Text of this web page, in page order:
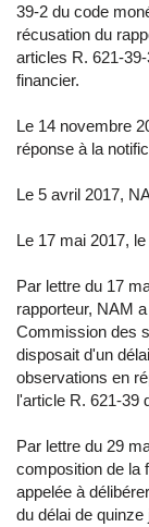
39-2 du code
récusation du
articles R. 621-
financier.
Le 14 novembre
réponse à la
Le 5 avril 2017,
Le 17 mai 2017,
Par lettre du 17
rapporteur, NAM
Commission des
disposait d'un
observations en
l'article R. 621-39
Par lettre du 29
composition de la
appelée à
du délai de